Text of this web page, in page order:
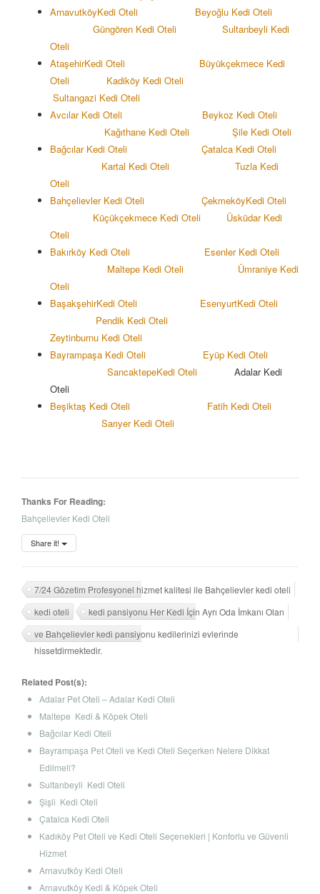
ArnavutköyKedi Oteli
Beyoğlu Kedi Oteli
Güngören Kedi Oteli
Sultanbeyli Kedi
Oteli
AtaşehirKedi Oteli
Büyükçekmece Kedi
Oteli
Kadiköy Kedi Oteli
Sultangazi Kedi Oteli
Avcılar Kedi Oteli
Beykoz Kedi Oteli
Kağıthane Kedi Oteli
Şile Kedi Oteli
Bağcılar Kedi Oteli
Çatalca Kedi Oteli
Kartal Kedi Oteli
Tuzla Kedi
Oteli
Bahçelievler Kedi Oteli
ÇekmeköyKedi Oteli
Küçükçekmece Kedi Oteli
Üsküdar Kedi
Oteli
Bakırköy Kedi Oteli
Esenler Kedi Oteli
Maltepe Kedi Oteli
Ümraniye Kedi
Oteli
BaşakşehirKedi Oteli EsenyurtKedi Oteli
Pendik Kedi Oteli
Zeytinburnu Kedi Oteli
Bayrampaşa Kedi Oteli
Eyüp Kedi Oteli
SancaktepeKedi Oteli Adalar Kedi
Oteli
Beşiktaş Kedi Oteli
Fatih Kedi Oteli
Sarıyer Kedi Oteli
Thanks For Reading:
Bahçelievler Kedi Oteli
Share it!
7/24 Gözetim Profesyonel hizmet kalitesi ile Bahçelievler kedi oteli
kedi oteli
kedi pansiyonu Her Kedi İçin Ayrı Oda İmkanı Olan
ve Bahçelievler kedi pansiyonu kedilerinizi evlerinde
hissetdirmektedir.
Related Post(s):
Adalar Pet Oteli – Adalar Kedi Oteli
Maltepe Kedi & Köpek Oteli
Bağcılar Kedi Oteli
Bayrampaşa Pet Oteli ve Kedi Oteli Seçerken Nelere Dikkat
Edilmeli?
Sultanbeyli Kedi Oteli
Şişli Kedi Oteli
Çatalca Kedi Oteli
Kadıköy Pet Oteli ve Kedi Oteli Seçenekleri | Konforlu ve Güvenli
Hizmet
Arnavutköy Kedi Oteli
Arnavutköy Kedi & Köpek Oteli